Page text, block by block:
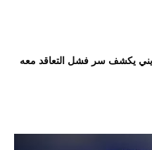
يكشف سر فشل التعاقد معه